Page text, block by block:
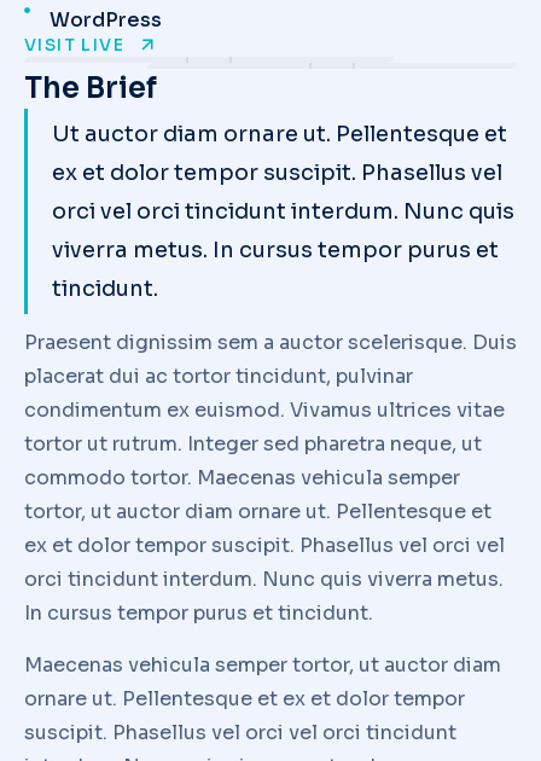
WordPress
VISIT LIVE
The Brief
Ut auctor diam ornare ut. Pellentesque et
ex et dolor tempor suscipit. Phasellus vel
orci vel orci tincidunt interdum. Nunc quis
viverra metus. In cursus tempor purus et
tincidunt.
Praesent dignissim sem a auctor scelerisque. Duis
placerat dui ac tortor tincidunt, pulvinar
condimentum ex euismod. Vivamus ultrices vitae
tortor ut rutrum. Integer sed pharetra neque, ut
commodo tortor. Maecenas vehicula semper
tortor, ut auctor diam ornare ut. Pellentesque et
ex et dolor tempor suscipit. Phasellus vel orci vel
orci tincidunt interdum. Nunc quis viverra metus.
In cursus tempor purus et tincidunt.
Maecenas vehicula semper tortor, ut auctor diam
ornare ut. Pellentesque et ex et dolor tempor
suscipit. Phasellus vel orci vel orci tincidunt